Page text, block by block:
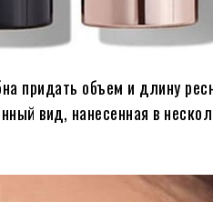
придать объем и длину
вид, нанесенная в